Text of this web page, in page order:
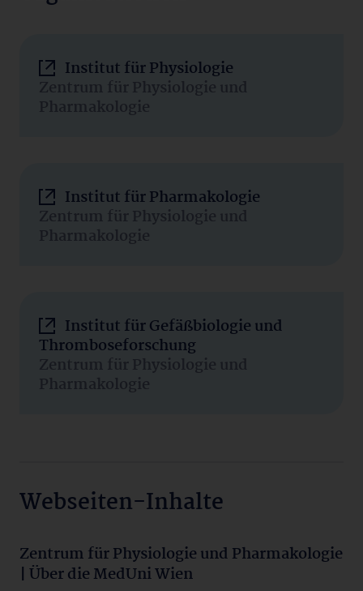
Institut für Physiologie
Zentrum für Physiologie und
Pharmakologie
Institut für Pharmakologie
Zentrum für Physiologie und
Pharmakologie
Institut für Gefäßbiologie und
Thromboseforschung
Zentrum für Physiologie und
Pharmakologie
Webseiten-Inhalte
Zentrum für Physiologie und Pharmakologie
| Über die MedUni Wien